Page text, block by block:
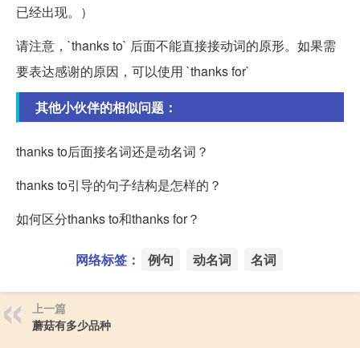
已经出现。）
请注意，`thanks to` 后面不能直接接动词的原形。如果需
要表达感谢的原因，可以使用 `thanks for`
其他小伙伴的相似问题：
thanks to后面接名词还是动名词？
thanks to引导的句子结构是怎样的？
如何区分thanks to和thanks for？
网络标签： 例句 动名词 名词
上一篇
蘑菇有多少品种